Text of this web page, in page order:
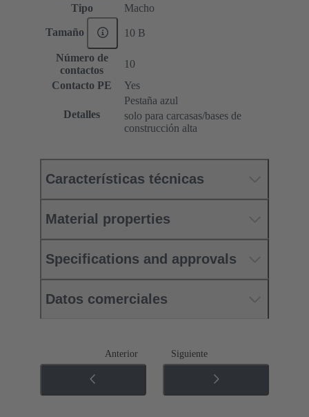
Tipo
Macho
Tamaño 10 B
Número de
contactos
10
Contacto PE
Yes
Detalles
Pestaña azul
solo para carcasas/bases de
construcción alta
Características técnicas
Material properties
Specifications and approvals
Datos comerciales
Anterior Siguiente